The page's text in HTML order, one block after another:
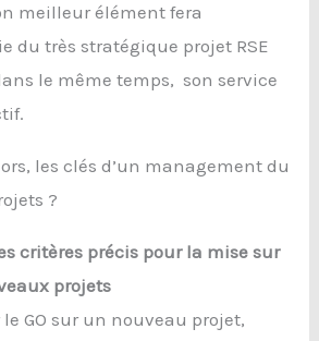
meilleur élément fera
du très stratégique projet RSE
le même temps, son service
les clés d’un management du
?
critères précis pour la mise sur
projets
GO sur un nouveau projet,